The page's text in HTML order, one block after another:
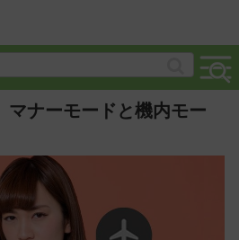
マナーモードと機内モー